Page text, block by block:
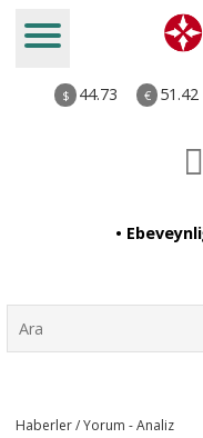
$ 44.73 € 51.42
•
Haberler / Yorum - Analiz